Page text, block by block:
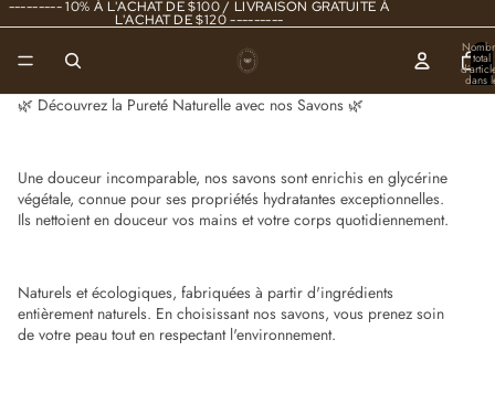
--------- 10% À L'ACHAT DE $100 / LIVRAISON GRATUITE À
L'ACHAT DE $120 ---------
total
dans
🌿 Découvrez la Pureté Naturelle avec nos Savons 🌿
Une douceur incomparable, nos savons sont enrichis en glycérine
végétale, connue pour ses propriétés hydratantes exceptionnelles.
Ils nettoient en douceur vos mains et votre corps quotidiennement.
Naturels et écologiques, fabriquées à partir d'ingrédients
entièrement naturels. En choisissant nos savons, vous prenez soin
de votre peau tout en respectant l'environnement.